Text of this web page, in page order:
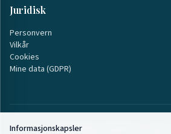
Juridisk
Personvern
Vilkår
Cookies
Mine data (GDPR)
©2026Møre Starfish AS · Org.nr:
Informasjonskapsler